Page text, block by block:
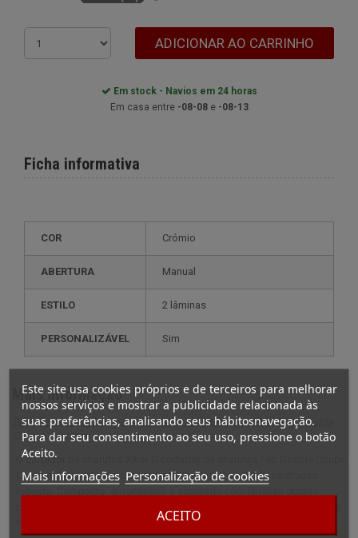
Este site usa cookies próprios e de terceiros para melhorar
nossos serviços e mostrar a publicidade relacionada às
suas preferências, analisando seus hábitosnavegação.
Para dar seu consentimento ao seu uso, pressione o botão
Aceito.
Mais informações Personalização de cookies
ACEITO
ADICIONAR AO CARRINHO
Em stock - Navios em 24 horas
Em casa entre -08-08e -08-13
Ficha informativa
COR Crómio
ABERTURA Manual
ESTILO 2 lâminas
PERSONALIZÁVEL sim
Mais informação
Descrição completa para Cortador de charutos Xikar Flip Double
Coupe Chrome
O cortador de charutos Xikar O cortador de charutos Flip Double Coupe
Chrome apresenta um acabamento meticuloso e uma construção
fãs de acessórios topo de gama.